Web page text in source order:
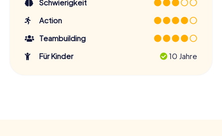
Schwierigkeit
Action
Teambuilding
Für Kinder
10 Jahre